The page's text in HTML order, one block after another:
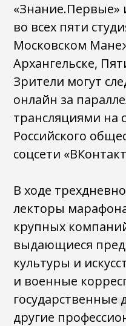
«Знание.Первые»
во всех пяти
Московском
Архангельске,
Зрители могут
онлайн за
трансляциями на
Российского
соцсети
В ходе
лекторы
крупных
выдающиеся
культуры и
и военные
государственные
другие